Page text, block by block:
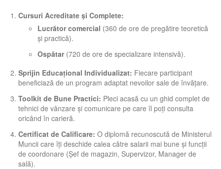
Cursuri Acreditate și Complete:
Lucrător comercial (360 de ore de pregătire teoretică
și practică).
Ospătar(720 de ore de specializare intensivă).
Sprijin Educațional Individualizat: Fiecare participant
beneficiază de un program adaptat nevoilor sale de învățare.
Toolkit de Bune Practici: Pleci acasă cu un ghid complet de
tehnici de vânzare și comunicare pe care îl poți consulta
oricând în carieră.
Certificat de Calificare: O diplomă recunoscută de Ministerul
Muncii care îți deschide calea către salarii mai bune și funcții
de coordonare (Șef de magazin, Supervizor, Manager de
sală).